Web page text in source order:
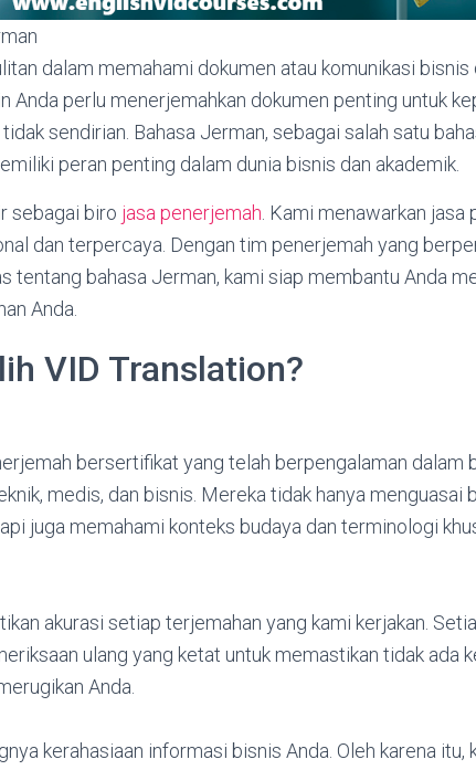
dalam memahami dokumen atau komunikasi bisnis
Anda perlu menerjemahkan dokumen penting untuk
sendirian. Bahasa Jerman, sebagai salah satu
peran penting dalam dunia bisnis dan akademik.
sebagai biro jasa penerjemah. Kami menawarkan jasa
dan terpercaya. Dengan tim penerjemah yang
tentang bahasa Jerman, kami siap membantu Anda
Anda.
VID Translation?
bersertifikat yang telah berpengalaman dalam
medis, dan bisnis. Mereka tidak hanya menguasai
juga memahami konteks budaya dan terminologi
akurasi setiap terjemahan yang kami kerjakan.
ulang yang ketat untuk memastikan tidak ada
Anda.
kerahasiaan informasi bisnis Anda. Oleh karena itu,